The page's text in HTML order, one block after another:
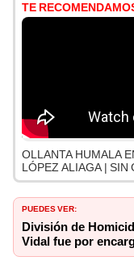
TE
OLLANTA HUMALA
LÓPEZ ALIAGA | SIN
PUEDES VER:
División de
Vidal fue por